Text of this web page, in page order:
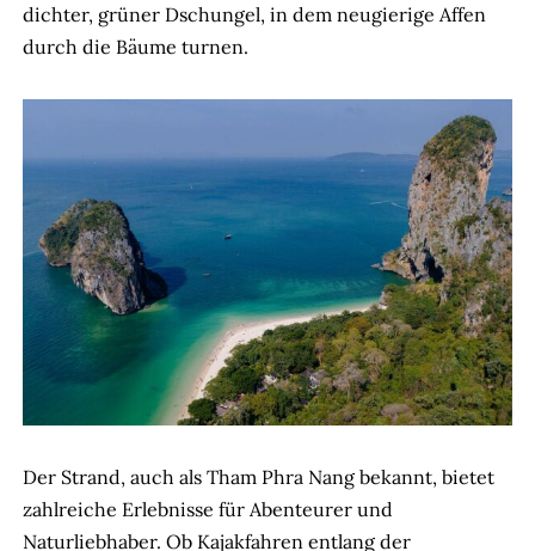
dichter, grüner Dschungel, in dem neugierige Affen
durch die Bäume turnen.
Der Strand, auch als Tham Phra Nang bekannt, bietet
zahlreiche Erlebnisse für Abenteurer und
Naturliebhaber. Ob Kajakfahren entlang der